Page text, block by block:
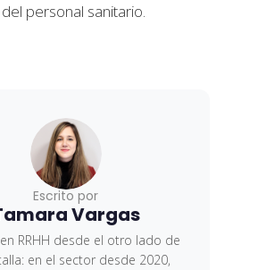
personal sanitario.
Escrito por
Vargas
RRHH desde el otro lado de
en el sector desde 2020,